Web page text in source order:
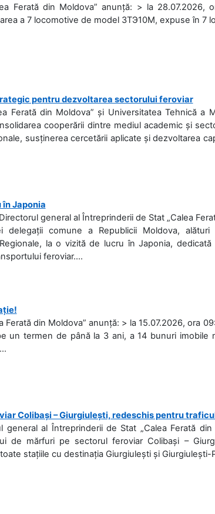
Ferată din Moldova” anunță: > la 28.07.2026,
a 7 locomotive de model 3ТЭ10М, expuse în 7
pentru dezvoltarea sectorului feroviar
Ferată din Moldova” și Universitatea Tehnică a
cooperării dintre mediul academic și
susținerea cercetării aplicate și dezvoltarea
Japonia
general al Întreprinderii de Stat „Calea
comune a Republicii Moldova,
la o vizită de lucru în Japonia,
feroviar....
Ferată din Moldova” anunță: > la 15.07.2026, ora
un termen de până la 3 ani, a 14 bunuri imobile
Colibași – Giurgiulești, redeschis pentru
general al Întreprinderii de Stat „Calea Ferată
de mărfuri pe sectorul feroviar Colibași –
stațiile cu destinația Giurgiulești și Giurgiulești-